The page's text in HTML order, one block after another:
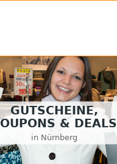
GUTSCHEINE,
& DEALS
in Nürnberg